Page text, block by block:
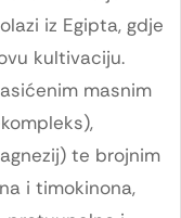
iz Egipta, gdje
kultivaciju.
masnim
te brojnim
i timokinona,